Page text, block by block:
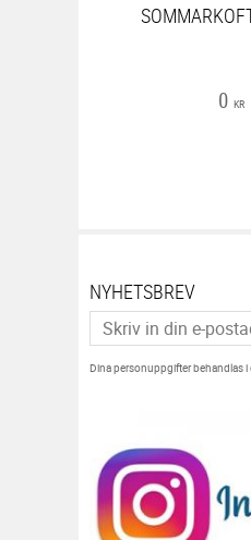
0 KR
NYHETSBREV
Dina personuppgifter behandlas